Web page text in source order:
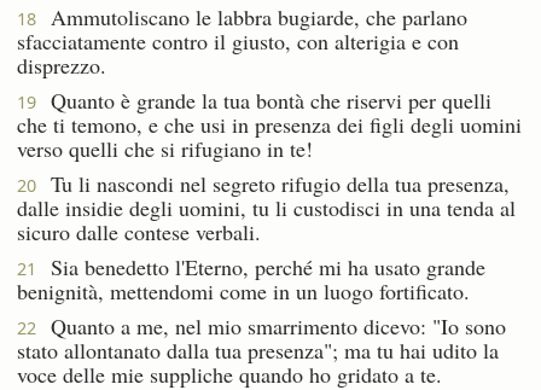
18
Ammutoliscano le labbra bugiarde, che parlano
sfacciatamente contro il giusto, con alterigia e con
disprezzo.
19
Quanto è grande la tua bontà che riservi per quelli
che ti temono, e che usi in presenza dei figli degli uomini
verso quelli che si rifugiano in te!
20
Tu li nascondi nel segreto rifugio della tua presenza,
dalle insidie degli uomini, tu li custodisci in una tenda al
sicuro dalle contese verbali.
21
Sia benedetto l'Eterno, perché mi ha usato grande
benignità, mettendomi come in un luogo fortificato.
22
Quanto a me, nel mio smarrimento dicevo: "Io sono
stato allontanato dalla tua presenza"; ma tu hai udito la
voce delle mie suppliche quando ho gridato a te.